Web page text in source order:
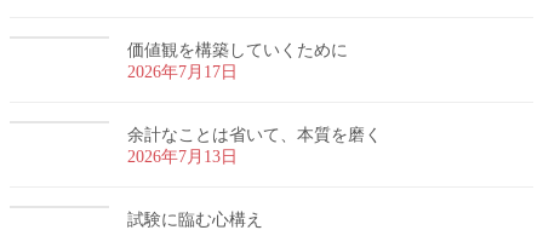
価値観を構築していくために
2026年7月17日
余計なことは省いて、本質を磨く
2026年7月13日
試験に臨む心構え